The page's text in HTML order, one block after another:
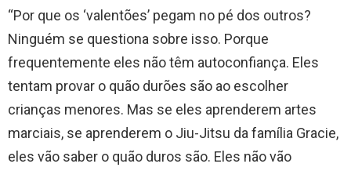
“Por que os ‘valentões’ pegam no pé dos outros?
Ninguém se questiona sobre isso. Porque
frequentemente eles não têm autoconfiança. Eles
tentam provar o quão durões são ao escolher
crianças menores. Mas se eles aprenderem artes
marciais, se aprenderem o Jiu-Jitsu da família Gracie,
eles vão saber o quão duros são. Eles não vão